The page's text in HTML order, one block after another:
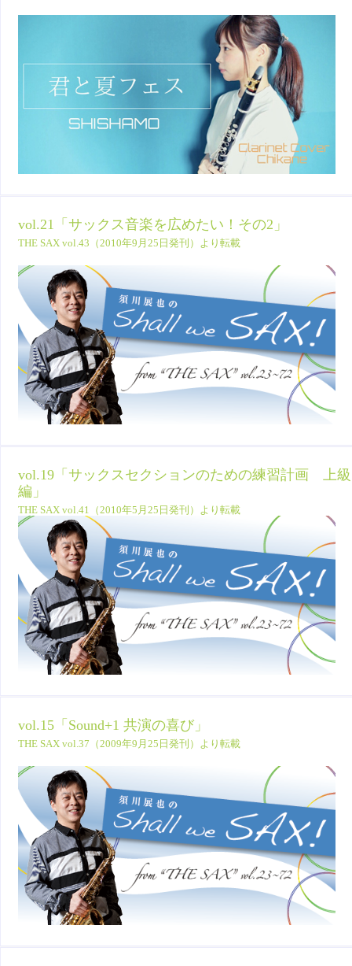
vol.21「サックス音楽を広めたい！その2」
THE SAX vol.43（2010年9月25日発刊）より転載
vol.19「サックスセクションのための練習計画 上級
編」
THE SAX vol.41（2010年5月25日発刊）より転載
vol.15「Sound+1 共演の喜び」
THE SAX vol.37（2009年9月25日発刊）より転載